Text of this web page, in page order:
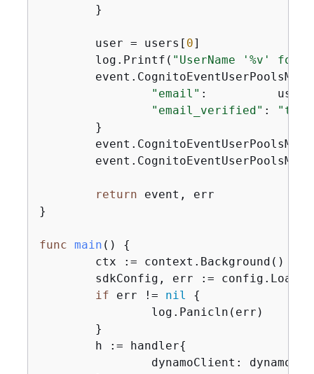
	user = users[
0]
	log.Printf(
"UserName '%v'
"email" :
"email_verified" :
return event, err
}
func main ()
{
if err != nil
{
	h := handler
{